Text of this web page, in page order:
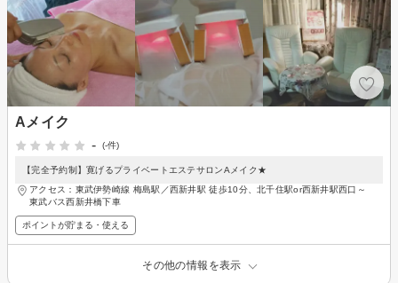
Aメイク
-
(-件)
【完全予約制】寛げるプライベートエステサロンAメイク★
アクセス：東武伊勢崎線 梅島駅／西新井駅 徒歩10分、北千住駅or西新井駅西口～
東武バス西新井橋下車
ポイントが貯まる・使える
その他の情報を表示